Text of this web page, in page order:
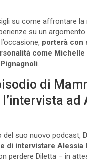
su come affrontare la
su un
porterà con
come
.
di
ad
del suo nuovo podcast,
di intervistare Alessia
perdere Diletta – in